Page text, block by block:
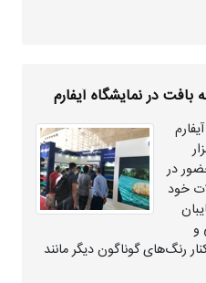
در نمایشگاه آیفارم
در
خود
و
رنگ‌های گوناگون دیگر مانند